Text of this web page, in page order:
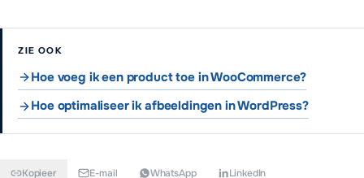
ZIE OOK
Hoe voeg ik een product toe in WooCommerce?
Hoe optimaliseer ik afbeeldingen in WordPress?
Kopieer E-mail WhatsApp LinkedIn